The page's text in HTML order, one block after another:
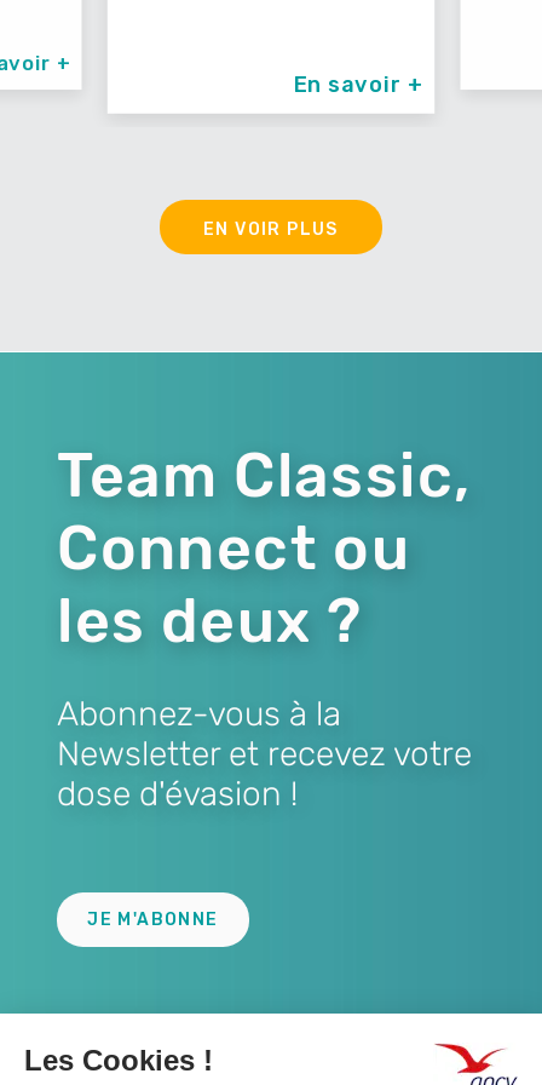
+
En savoir +
EN VOIR PLUS
Team Classic,
Connect ou
les deux ?
Abonnez-vous à la
Newsletter et recevez votre
dose d'évasion !
JE M'ABONNE